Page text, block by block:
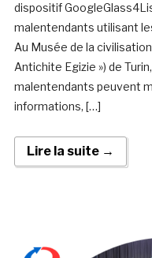
dispositif
malentendants utilisant
Au Musée de la
Antichite Egizie ») de
malentendants peuvent
informations, […]
Lire la suite →